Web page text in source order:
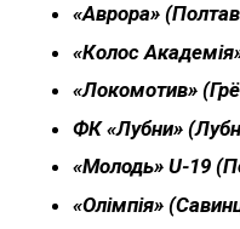
«Аврора»
«Колос
«Локомотив»
ФК «Лубни»
«Молодь» U-19
«Олімпія»